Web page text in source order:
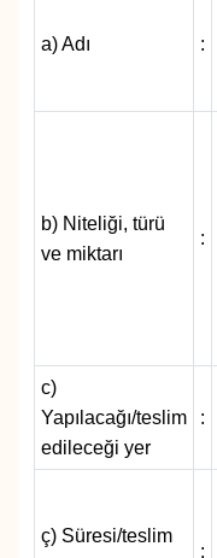
a) Adı :
b) Niteliği, türü
ve miktarı
:
c)
Yapılacağı/teslim
edileceği yer
:
ç) Süresi/teslim
: